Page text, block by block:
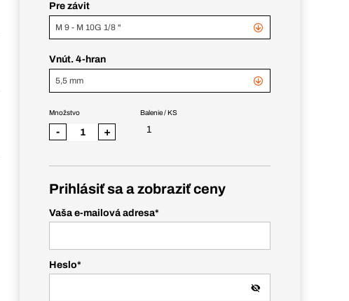
Pre závit
M 9 - M 10G 1/8 "
Vnút. 4-hran
5,5 mm
Balenie / KS
1
Množstvo
- +
Prihlásiť sa a zobraziť ceny
Vaša e-mailová adresa*
Heslo*